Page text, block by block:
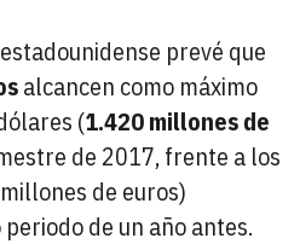
prevé que
alcancen como máximo
(1.420 millones de
de 2017, frente a los
de euros)
de un año antes.